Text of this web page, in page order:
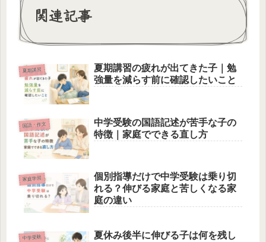
関連記事
夏期講習
夏期講習の疲れが出てきた子｜勉
強量を減らす前に確認したいこと
国語・作文
中学受験の国語記述が苦手な子の
特徴｜家庭でできる直し方
家庭学習
個別指導だけで中学受験は乗り切
れる？伸びる家庭と苦しくなる家
庭の違い
中学受験
夏休み後半に伸びる子は何を残し